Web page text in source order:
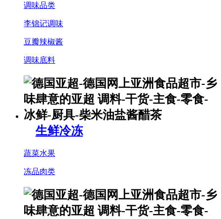
调味品类
李锦记调味
豆瓣辣椒酱
调味底料
生鲜冷冻
蔬菜水果
冻品肉类